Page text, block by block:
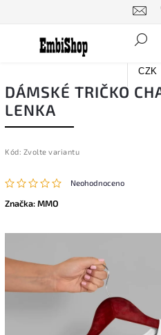
CZK
DÁMSKÉ TRIČKO
LENKA
Kód: Zvolte variantu
Neohodnoceno
Značka:MMO